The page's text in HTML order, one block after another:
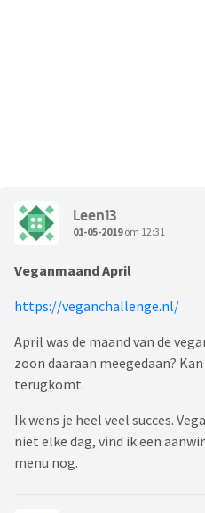
Leen13
01-05-2019om 12:31
Veganmaand April
https://veganchallenge.nl/
April was de maand van de
zoon daaraan meegedaan?
terugkomt.
Ik wens je heel veel succes.
niet elke dag, vind ik een
menu nog.